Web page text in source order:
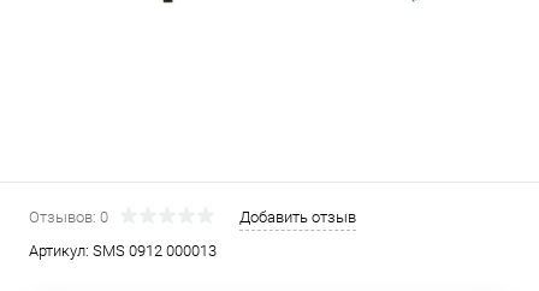
Отзывов: 0
Добавить отзыв
Артикул: SMS 0912 000013